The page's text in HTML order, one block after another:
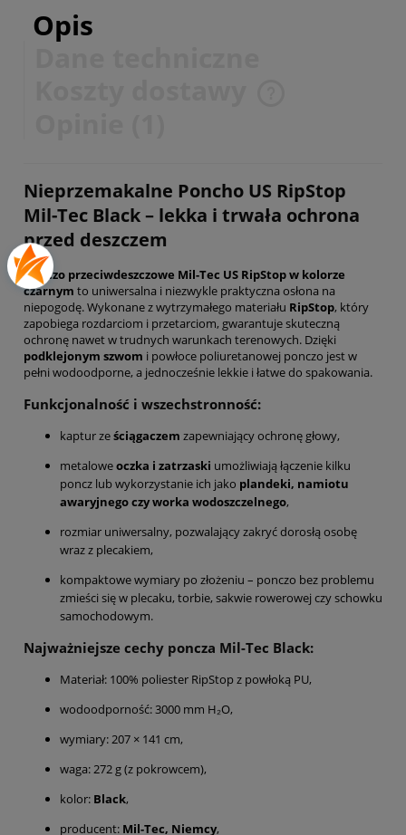
Opis
Nieprzemakalne Poncho US RipStop
Mil-Tec Black – lekka i trwała ochrona
przed deszczem
Ponczo przeciwdeszczowe Mil-Tec US RipStop w kolorze
czarnym to uniwersalna i niezwykle praktyczna osłona na
niepogodę. Wykonane z wytrzymałego materiału RipStop, który
zapobiega rozdarciom i przetarciom, gwarantuje skuteczną
ochronę nawet w trudnych warunkach terenowych. Dzięki
podklejonym szwom i powłoce poliuretanowej ponczo jest w
pełni wodoodporne, a jednocześnie lekkie i łatwe do spakowania.
Funkcjonalność i wszechstronność:
kaptur ześciągaczem zapewniający ochronę głowy,
metaloweoczka i zatrzaski umożliwiają łączenie kilku
poncz lub wykorzystanie ich jako plandeki, namiotu
awaryjnego czy worka wodoszczelnego,
rozmiar uniwersalny, pozwalający zakryć dorosłą osobę
wraz z plecakiem,
kompaktowe wymiary po złożeniu – ponczo bez problemu
zmieści się w plecaku, torbie, sakwie rowerowej czy schowku
samochodowym.
Najważniejsze cechy poncza Mil-Tec Black:
Materiał: 100% poliester RipStop z powłoką PU,
wodoodporność: 3000 mm H₂O,
wymiary: 207 × 141 cm,
waga: 272 g (z pokrowcem),
kolor: Black,
producent: Mil-Tec, Niemcy,